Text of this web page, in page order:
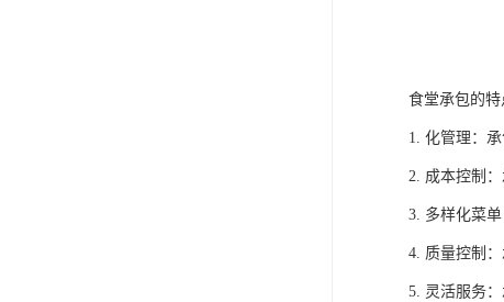
食堂承包的特
1. 化管理：
2. 成本控制
3. 多样化菜
4. 质量控制
5. 灵活服务